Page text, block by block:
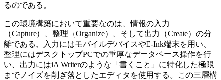
るのである。
この環境構築において重要なのは、情報の入力
（Capture）、整理（Organize）、そして出力（Create）の分
離である。入力にはモバイルデバイスやE-Ink端末を用い、
整理にはデスクトップPCでの重厚なデータベース操作を行
い、出力にはiA Writerのような「書くこと」に特化した極限
までノイズを削ぎ落としたエディタを使用する。この三層構